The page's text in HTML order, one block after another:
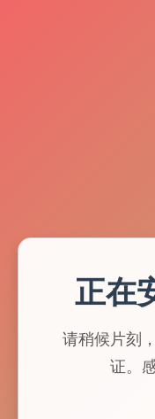
正在
请稍候片刻
证。